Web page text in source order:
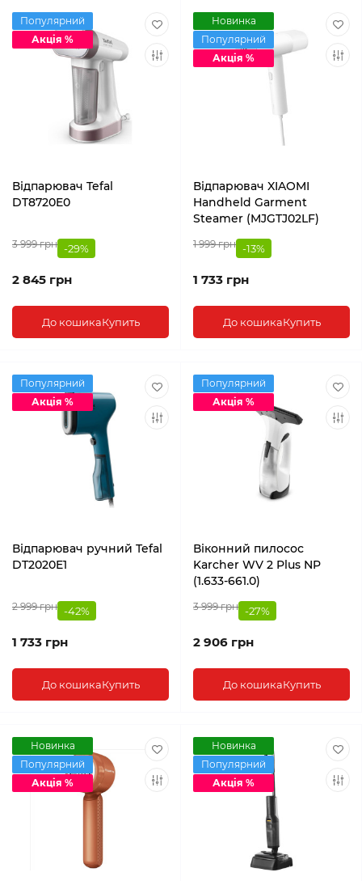
Популярний
Акція %
Відпарювач Tefal
DT8720E0
3 999 грн -29%
2 845 грн
До кошикаКупить
Новинка
Популярний
Акція %
Відпарювач XIAOMI
Handheld Garment
Steamer (MJGTJ02LF)
1 999 грн -13%
1 733 грн
До кошикаКупить
Популярний
Акція %
Відпарювач ручний Tefal
DT2020E1
2 999 грн -42%
1 733 грн
До кошикаКупить
Популярний
Акція %
Віконний пилосос
Karcher WV 2 Plus NP
(1.633-661.0)
3 999 грн -27%
2 906 грн
До кошикаКупить
Новинка
Популярний
Акція %
Новинка
Популярний
Акція %